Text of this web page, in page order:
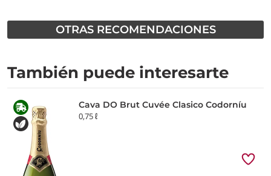
OTRAS RECOMENDACIONES
También puede interesarte
Cava DO Brut Cuvée Clasico Codorníu
0,75 ℓ